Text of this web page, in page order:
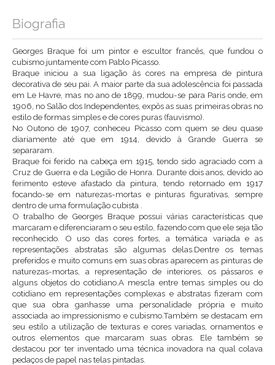
Biografia
Georges Braque foi um pintor e escultor francês, que fundou o
cubismo juntamente com Pablo Picasso.
Braque iniciou a sua ligação às cores na empresa de pintura
decorativa de seu pai. A maior parte da sua adolescência foi passada
em Le Havre, mas no ano de 1899, mudou-se para Paris onde, em
1906, no Salão dos Independentes, expôs as suas primeiras obras no
estilo de formas simples e de cores puras (fauvismo).
No Outono de 1907, conheceu Picasso com quem se deu quase
diariamente até que em 1914, devido à Grande Guerra se
separaram.
Braque foi ferido na cabeça em 1915, tendo sido agraciado com a
Cruz de Guerra e da Legião de Honra. Durante dois anos, devido ao
ferimento esteve afastado da pintura, tendo retornado em 1917
focando-se em naturezas-mortas e pinturas figurativas, sempre
dentro de uma formulação cubista .
O trabalho de Georges Braque possui várias características que
marcaram e diferenciaram o seu estilo, fazendo com que ele seja tão
reconhecido. O uso das cores fortes, a temática variada e as
representações abstratas são algumas delas.Dentre os temas
preferidos e muito comuns em suas obras aparecem as pinturas de
naturezas-mortas, a representação de interiores, os pássaros e
alguns objetos do cotidiano.A mescla entre temas simples ou do
cotidiano em representações complexas e abstratas fizeram com
que sua obra ganhasse uma personalidade própria e muito
associada ao impressionismo e cubismo.Também se destacam em
seu estilo a utilização de texturas e cores variadas, ornamentos e
outros elementos que marcaram suas obras. Ele também se
destacou por ter inventado uma técnica inovadora na qual colava
pedaços de papel nas telas pintadas.